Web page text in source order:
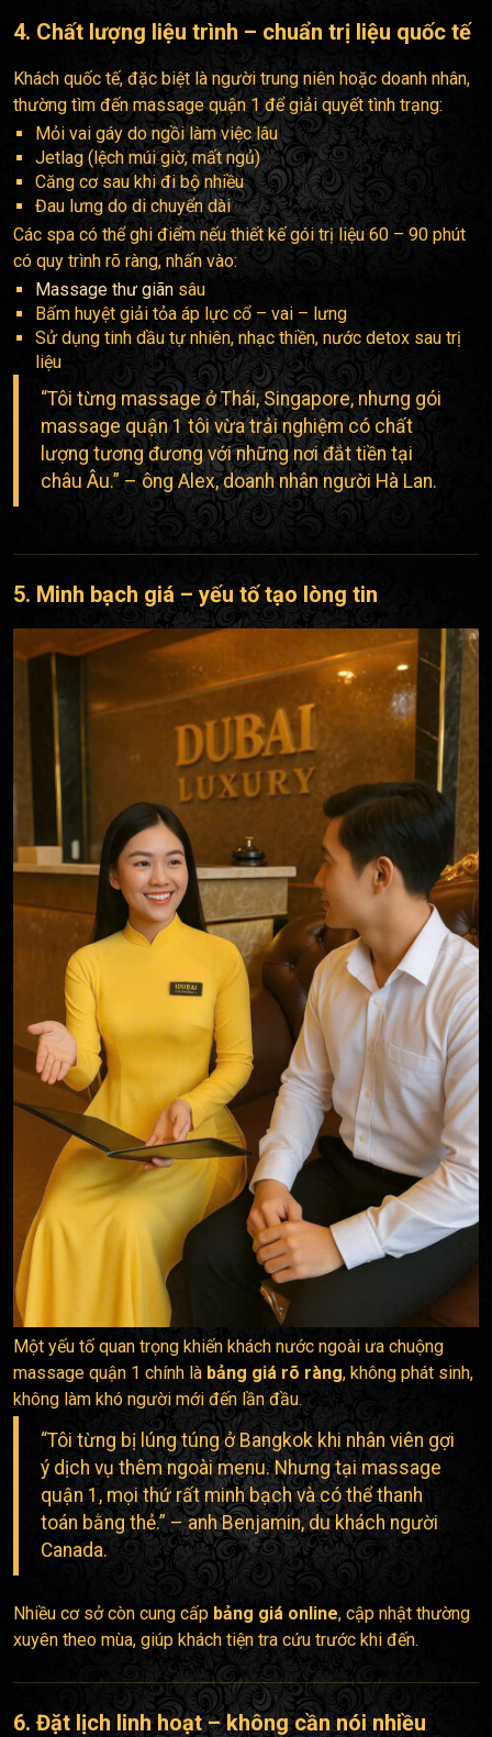
4. Chất lượng liệu trình – chuẩn trị liệu quốc tế
Khách quốc tế, đặc biệt là người trung niên hoặc doanh nhân,
thường tìm đến massage quận 1 để giải quyết tình trạng:
Mỏi vai gáy do ngồi làm việc lâu
Jetlag (lệch múi giờ, mất ngủ)
Căng cơ sau khi đi bộ nhiều
Đau lưng do di chuyển dài
Các spa có thể ghi điểm nếu thiết kế gói trị liệu 60 – 90 phút
có quy trình rõ ràng, nhấn vào:
Massage thư giãn sâu
Bấm huyệt giải tỏa áp lực cổ – vai – lưng
Sử dụng tinh dầu tự nhiên, nhạc thiền, nước detox sau trị
liệu
“Tôi từng massage ở Thái, Singapore, nhưng gói
massage quận 1 tôi vừa trải nghiệm có chất
lượng tương đương với những nơi đắt tiền tại
châu Âu.” – ông Alex, doanh nhân người Hà Lan.
5. Minh bạch giá – yếu tố tạo lòng tin
Một yếu tố quan trọng khiến khách nước ngoài ưa chuộng
massage quận 1 chính là bảng giá rõ ràng, không phát sinh,
không làm khó người mới đến lần đầu.
“Tôi từng bị lúng túng ở Bangkok khi nhân viên gợi
ý dịch vụ thêm ngoài menu. Nhưng tại massage
quận 1, mọi thứ rất minh bạch và có thể thanh
toán bằng thẻ.” – anh Benjamin, du khách người
Canada.
Nhiều cơ sở còn cung cấp bảng giá online, cập nhật thường
xuyên theo mùa, giúp khách tiện tra cứu trước khi đến.
6. Đặt lịch linh hoạt – không cần nói nhiều